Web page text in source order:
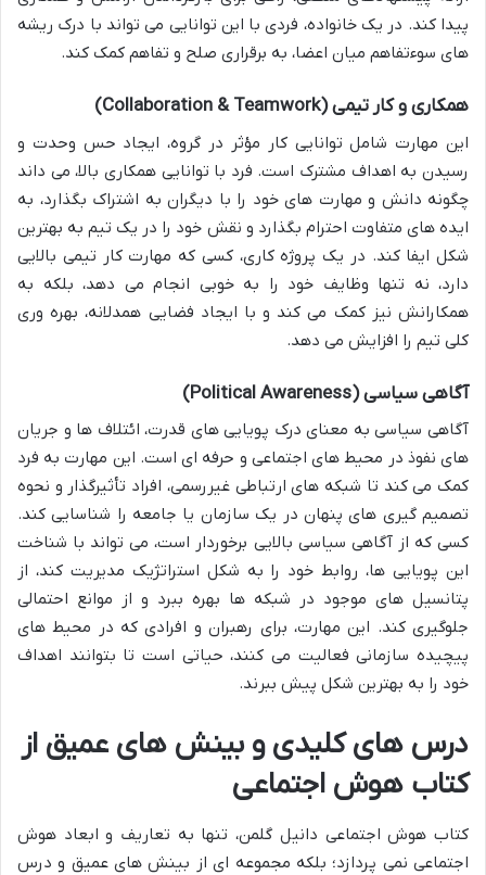
پیدا کند. در یک خانواده، فردی با این توانایی می تواند با درک ریشه
های سوءتفاهم میان اعضا، به برقراری صلح و تفاهم کمک کند.
همکاری و کار تیمی (Collaboration & Teamwork)
این مهارت شامل توانایی کار مؤثر در گروه، ایجاد حس وحدت و
رسیدن به اهداف مشترک است. فرد با توانایی همکاری بالا، می داند
چگونه دانش و مهارت های خود را با دیگران به اشتراک بگذارد، به
ایده های متفاوت احترام بگذارد و نقش خود را در یک تیم به بهترین
شکل ایفا کند. در یک پروژه کاری، کسی که مهارت کار تیمی بالایی
دارد، نه تنها وظایف خود را به خوبی انجام می دهد، بلکه به
همکارانش نیز کمک می کند و با ایجاد فضایی همدلانه، بهره وری
کلی تیم را افزایش می دهد.
آگاهی سیاسی (Political Awareness)
آگاهی سیاسی به معنای درک پویایی های قدرت، ائتلاف ها و جریان
های نفوذ در محیط های اجتماعی و حرفه ای است. این مهارت به فرد
کمک می کند تا شبکه های ارتباطی غیررسمی، افراد تأثیرگذار و نحوه
تصمیم گیری های پنهان در یک سازمان یا جامعه را شناسایی کند.
کسی که از آگاهی سیاسی بالایی برخوردار است، می تواند با شناخت
این پویایی ها، روابط خود را به شکل استراتژیک مدیریت کند، از
پتانسیل های موجود در شبکه ها بهره ببرد و از موانع احتمالی
جلوگیری کند. این مهارت، برای رهبران و افرادی که در محیط های
پیچیده سازمانی فعالیت می کنند، حیاتی است تا بتوانند اهداف
خود را به بهترین شکل پیش ببرند.
درس های کلیدی و بینش های عمیق از
کتاب هوش اجتماعی
کتاب هوش اجتماعی دانیل گلمن، تنها به تعاریف و ابعاد هوش
اجتماعی نمی پردازد؛ بلکه مجموعه ای از بینش های عمیق و درس